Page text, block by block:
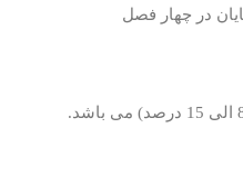
در چهار فصل